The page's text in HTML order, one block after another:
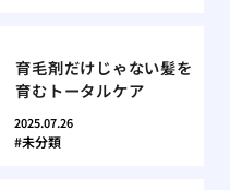
育毛剤だけじゃない髪を
育むトータルケア
2025.07.26
未分類